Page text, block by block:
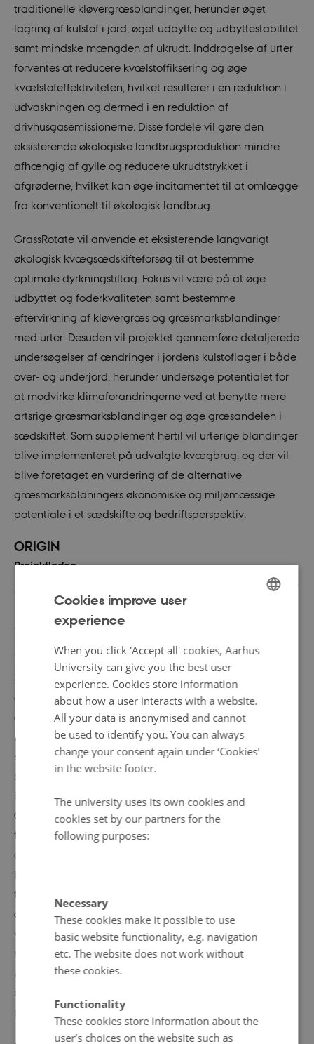
traditionelle kløvergræsblandinger, herunder øget
lagring af kulstof i jord, øget udbytte og udbyttestabilitet
samt mindske mængden af ukrudt. Inddragelse af urter
forventes at reducere kvælstoffiksering og øge
kvælstofeffektiviteten, hvilket resulterer i en reduktion i
udvaskningen og dermed i en reduktion af
drivhusgasemissionerne. Disse fordele vil gøre den
eksisterende økologiske landbrugsproduktion mindre
afhængig af gylle og reducere ukrudtstrykket i
afgrøderne, hvilket kan øge incitamentet til at omlægge
fra konventionelt til økologisk landbrug.
GrassRotate vil anvende et eksisterende langvarigt
økologisk kvægsædskifteforsøg til at bestemme
optimale dyrkningstiltag. Fokus vil være på at øge
udbyttet og foderkvaliteten samt bestemme
eftervirkning af kløvergræs og græsmarksblandinger
med urter. Desuden vil projektet gennemføre detaljerede
undersøgelser af ændringer i jordens kulstoflager i både
over- og underjord, herunder undersøge potentialet for
at modvirke klimaforandringerne ved at benytte mere
artsrige græsmarksblandinger og øge græsandelen i
sædskiftet. Som supplement hertil vil urterige blandinger
blive implementeret på udvalgte kvægbrug, og der vil
blive foretaget en vurdering af de alternative
græsmarksblaningers økonomiske og miljømæssige
potentiale i et sædskifte og bedriftsperspektiv.
ORIGIN
Projektleder:
Lene Stødkilde-Jørgensen, adjunkt, Institut for Husdyr- og
Veterinærvidenskab - ANIS Ernæring af enmavede dyr
(MONU), Aarhus Universitet
Lav fodereffektivitet kombineret med brugen af lokale
proteinkilder øger udskillelsen af næringsstoffer fra
økologiske slagtegrise og kompromitterer foder-
økonomien. ORIGIN adresserer disse udfordringer ved at
udvikle lysin-normer specifikt til økologiske grise, der
indtil nu er fodret efter konventionelle proteinnormer,
selvom de to produktionssystemer adskiller sig fra
hinanden på en række afgørende punkter.
ORIGIN vil bestemme de fysiologiske behov for
fordøjeligt lysin og indregner bidraget af protein fra
grovfoder og det øgede energibehov fra
termoregulering og fysisk aktivitet hos økologiske i
forhold til konventionelle grise. Projektet bestemmer
økologiske grises fysiologiske behov for lysin i tre
vægtintervaller ud fra det bedst mulige kompromis
mellem produktivitet og hensyn til miljøet. Derudover
udvikles et digitalt styringsværktøj til brug på bedriften
baseret på de nye normer og aktuelle dagspriser på
proteinfodermidler.
DANISH
Cookies improve user
experience
When you click 'Accept all' cookies, Aarhus
University can give you the best user
experience. Cookies store information
about how a user interacts with a website.
All your data is anonymised and cannot
be used to identify you. You can always
change your consent again under ‘Cookies'
in the website footer.
The university uses its own cookies and
cookies set by our partners for the
following purposes:
Necessary
These cookies make it possible to use
basic website functionality, e.g. navigation
etc. The website does not work without
these cookies.
Functionality
These cookies store information about the
user’s choices on the website such as